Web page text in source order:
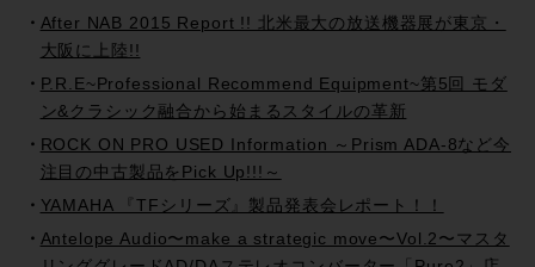
After NAB 2015 Report !! 北米最大の放送機器展が東京・
大阪に上陸!!
P.R.E~Professional Recommend Equipment~第5回 モダ
ン&クラシック融合から始まるスタイルの革新
ROCK ON PRO USED Information ～Prism ADA-8など今
注目の中古製品をPick Up!!!～
YAMAHA 『TFシリーズ』製品発表会レポート！！
Antelope Audio〜make a strategic move〜Vol.2〜マスタ